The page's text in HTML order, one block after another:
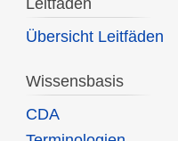
Übersicht Leitfäden
Wissensbasis
CDA